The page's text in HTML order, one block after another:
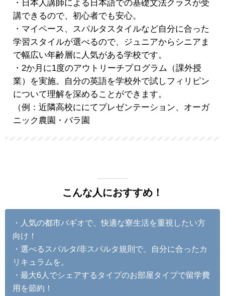
・日本人講師による日本語での基礎文法クラスが受
講できるので、初心者でも安心。
・マイペース、スパルタスタイルなど自分に合った
学習スタイルが選べるので、ジュニアからシニアま
で幅広い年齢層に人気がある学校です。
・2か月に1度のアウトリーチプログラム（課外授
業）を実施。自分の英語を学校外で試しフィリピン
について理解を深めることができます。
（例：近隣高校ににてプレゼンテーション、オーガ
ニック農園・バラ園
こんな人におすすめ！
・人気の都市バギオで、快適な寮生活を重視したい方
向け！
・選べるスパルタ/非スパルタ規則で、自分に合ったカ
リキュラムを。
・最大6人でシェアするタイプのお部屋タイプで留学費
用を節約！